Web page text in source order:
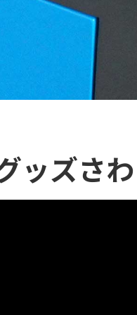
ッズさ